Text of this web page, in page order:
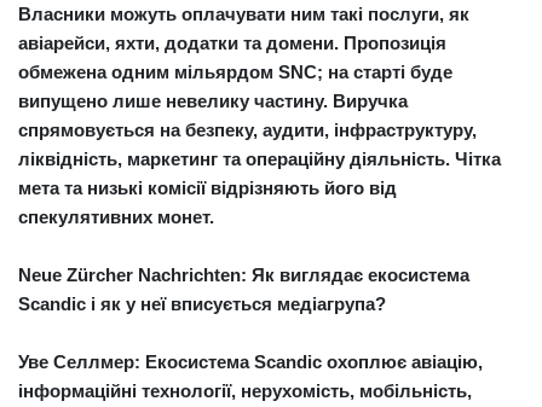
Власники можуть оплачувати ним такі послуги, як
авіарейси, яхти, додатки та домени. Пропозиція
обмежена одним мільярдом SNC; на старті буде
випущено лише невелику частину. Виручка
спрямовується на безпеку, аудити, інфраструктуру,
ліквідність, маркетинг та операційну діяльність. Чітка
мета та низькі комісії відрізняють його від
спекулятивних монет.
Neue Zürcher Nachrichten: Як виглядає екосистема
Scandic і як у неї вписується медіагрупа?
Уве Селлмер: Екосистема Scandic охоплює авіацію,
інформаційні технології, нерухомість, мобільність,